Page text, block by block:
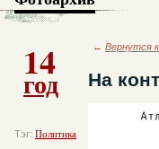
14
год
Тэг: Политика
← Вернутся
На